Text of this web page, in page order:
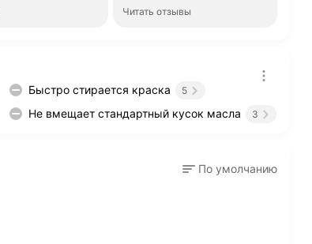
Читать отзывы
Быстро стирается краска 5
Не вмещает стандартный кусок масла 3
По умолчанию